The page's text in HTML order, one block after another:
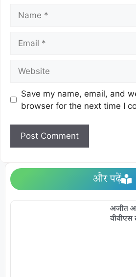
Save my name, email, and
browser for the next time I
और पढ़ें
अजीत